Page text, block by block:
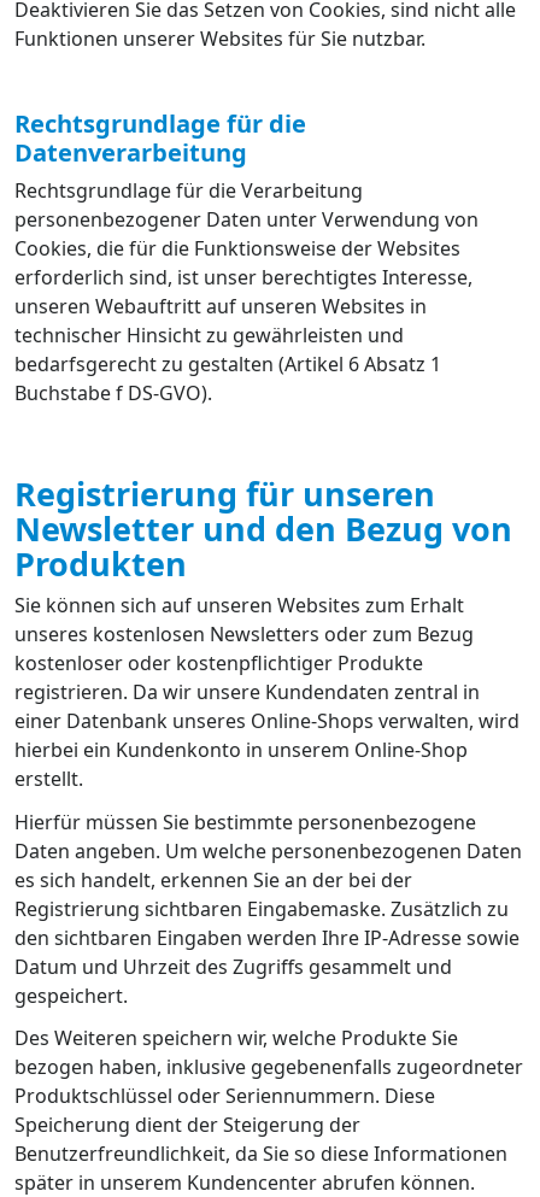
Deaktivieren Sie das Setzen von Cookies, sind nicht alle
Funktionen unserer Websites für Sie nutzbar.
Rechtsgrundlage für die
Datenverarbeitung
Rechtsgrundlage für die Verarbeitung
personenbezogener Daten unter Verwendung von
Cookies, die für die Funktionsweise der Websites
erforderlich sind, ist unser berechtigtes Interesse,
unseren Webauftritt auf unseren Websites in
technischer Hinsicht zu gewährleisten und
bedarfsgerecht zu gestalten (Artikel 6 Absatz 1
Buchstabe f DS-GVO).
Registrierung für unseren
Newsletter und den Bezug von
Produkten
Sie können sich auf unseren Websites zum Erhalt
unseres kostenlosen Newsletters oder zum Bezug
kostenloser oder kostenpflichtiger Produkte
registrieren. Da wir unsere Kundendaten zentral in
einer Datenbank unseres Online-Shops verwalten, wird
hierbei ein Kundenkonto in unserem Online-Shop
erstellt.
Hierfür müssen Sie bestimmte personenbezogene
Daten angeben. Um welche personenbezogenen Daten
es sich handelt, erkennen Sie an der bei der
Registrierung sichtbaren Eingabemaske. Zusätzlich zu
den sichtbaren Eingaben werden Ihre IP-Adresse sowie
Datum und Uhrzeit des Zugriffs gesammelt und
gespeichert.
Des Weiteren speichern wir, welche Produkte Sie
bezogen haben, inklusive gegebenenfalls zugeordneter
Produktschlüssel oder Seriennummern. Diese
Speicherung dient der Steigerung der
Benutzerfreundlichkeit, da Sie so diese Informationen
später in unserem Kundencenter abrufen können.